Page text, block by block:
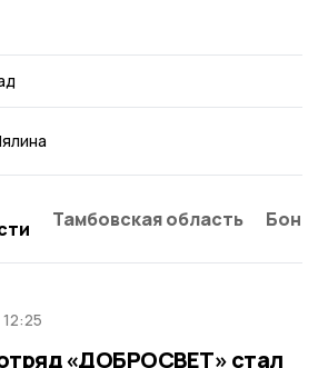
Тамбовская область
«ДОБРОСВЕТ» стал